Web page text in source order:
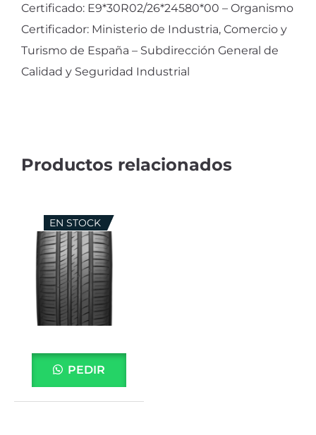
Certificado: E9*30R02/26*24580*00 – Organismo
Certificador: Ministerio de Industria, Comercio y
Turismo de España – Subdirección General de
Calidad y Seguridad Industrial
EN STOCK
PEDIR